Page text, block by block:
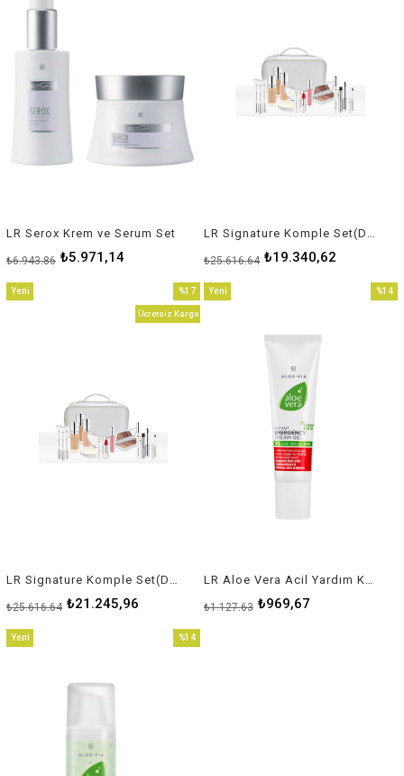
LR Serox Krem ve Serum Set
₺5.971,14
₺6.943,86 ₺19.340,62
₺25.616,64
LR Signature Komple Set(Dudak Kalemli)
₺21.245,96
₺25.616,64
%17
İndirim
Ücretsiz Kargo
Yeni
LR Aloe Vera Acil Yardım Kremi
₺969,67
₺1.127,63
%14
Yeni
%14
Yeni